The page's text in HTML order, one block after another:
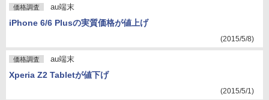
価格調査 au端末
iPhone 6/6 Plusの実質価格が値上げ
(2015/5/8)
価格調査 au端末
Xperia Z2 Tabletが値下げ
(2015/5/1)